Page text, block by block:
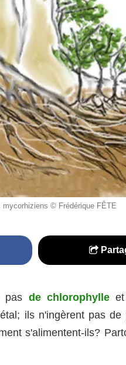
© Frédérique FÊTE
pas de chlorophylle
ils n'ingèrent pas
s'alimentent-ils?